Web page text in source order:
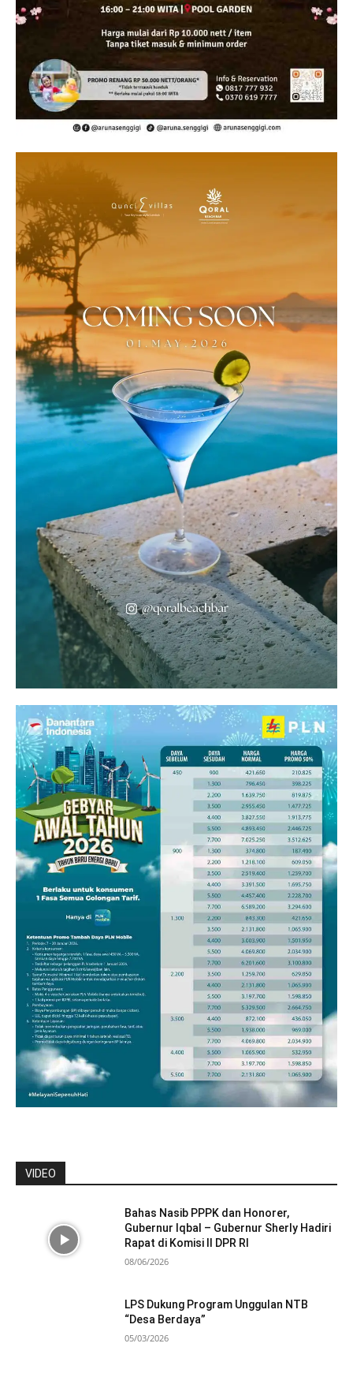
VIDEO
Bahas Nasib PPPK dan Honorer,
Gubernur Iqbal – Gubernur Sherly Hadiri
Rapat di Komisi II DPR RI
08/06/2026
LPS Dukung Program Unggulan NTB
“Desa Berdaya”
05/03/2026